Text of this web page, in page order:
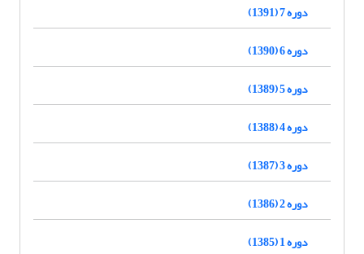
دوره 7 (1391)
دوره 6 (1390)
دوره 5 (1389)
دوره 4 (1388)
دوره 3 (1387)
دوره 2 (1386)
دوره 1 (1385)